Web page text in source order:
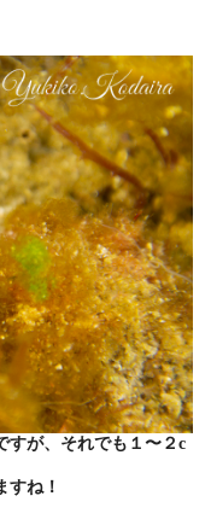
すが、それでも１〜２c
すね！